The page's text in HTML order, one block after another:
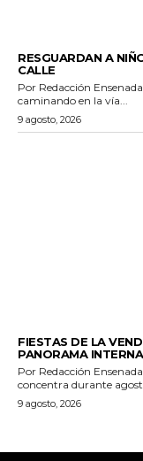
RESGUARDAN A
CALLE
Por Redacción Ensenada.- La presencia de un niño de dos años
caminando en la vía...
9 agosto, 2026
FIESTAS DE LA
PANORAMA
Por Redacción Ensenada.- El inicio de las Fiestas de la Vendimia
concentra durante
9 agosto, 2026